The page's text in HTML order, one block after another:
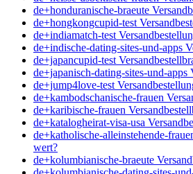
de+honduranische-braeute
de+hongkongcupid-test
de+indiamatch-test
de+indische-dating-sites-und-apps
de+japancupid-test
de+japanisch-dating-sites-und-apps
de+jump4love-test
de+kambodschanische-frauen
de+karibische-frauen
de+katalogheirat-visa-usa
de+katholische-alleinstehende-
wert?
de+kolumbianische-braeute